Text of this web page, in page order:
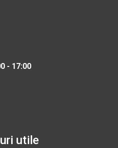
- 17:00
utile